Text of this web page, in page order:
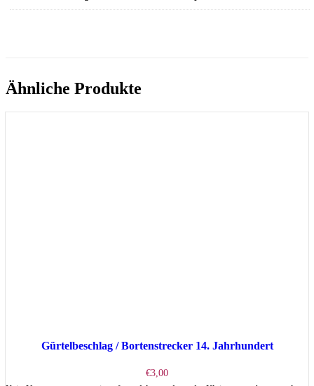
Ähnliche Produkte
Gürtelbeschlag / Bortenstrecker 14. Jahrhundert
€3,00